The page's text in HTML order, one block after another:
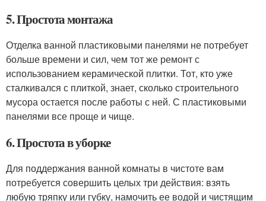
5. Простота монтажа
Отделка ванной пластиковыми панелями не потребует
больше времени и сил, чем тот же ремонт с
использованием керамической плитки. Тот, кто уже
сталкивался с плиткой, знает, сколько строительного
мусора остается после работы с ней. С пластиковыми
панелями все проще и чище.
6. Простота в уборке
Для поддержания ванной комнаты в чистоте вам
потребуется совершить целых три действия: взять
любую тряпку или губку, намочить ее водой и чистящим